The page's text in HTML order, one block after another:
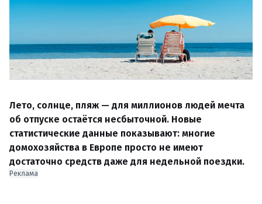
Лето, солнце, пляж — для миллионов людей мечта
об отпуске остаётся несбыточной. Новые
статистические данные показывают: многие
домохозяйства в Европе просто не имеют
достаточно средств даже для недельной поездки.
Реклама